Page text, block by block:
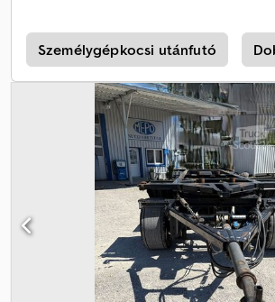
Személygépkocsi utánfutó